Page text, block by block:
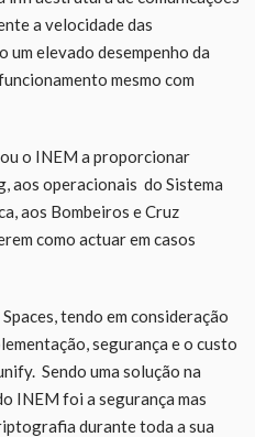
a velocidade das
um elevado desempenho da
mesmo com
o INEM a proporcionar
aos operacionais do Sistema
aos Bombeiros e Cruz
como actuar em casos
tendo em consideração
segurança e o custo
Sendo uma solução na
INEM foi a segurança mas
durante toda a sua